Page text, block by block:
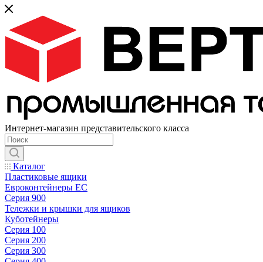
Интернет-магазин представительского класса
Каталог
Пластиковые ящики
Евроконтейнеры ЕС
Серия 900
Тележки и крышки для ящиков
Куботейнеры
Серия 100
Серия 200
Серия 300